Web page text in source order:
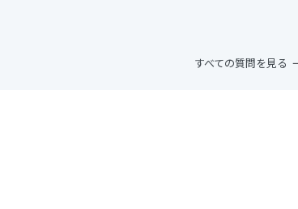
すべての質問を見る